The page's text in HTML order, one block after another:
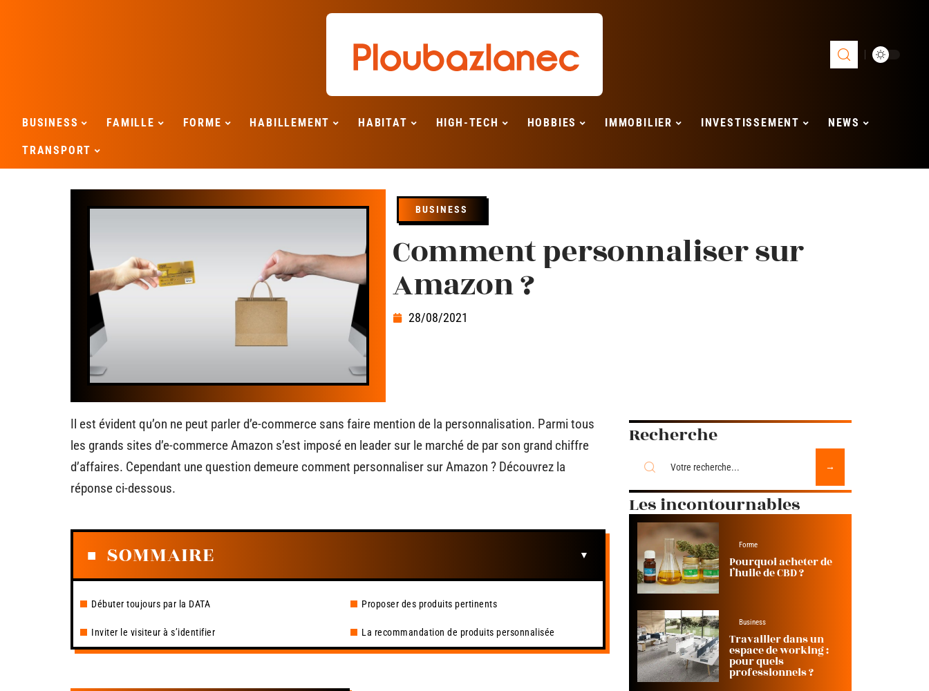
BUSINESS FAMILLE FORME HABILLEMENT HABITAT HIGH-TECH HOBBIES IMMOBILIER INVESTISSEMENT NEWS
TRANSPORT
BUSINESS
Comment personnaliser sur
Amazon ?
28/08/2021
Il est évident qu’on ne peut parler d’e-commerce sans faire mention de la personnalisation. Parmi tous
les grands sites d’e-commerce Amazon s’est imposé en leader sur le marché de par son grand chiffre
d’affaires. Cependant une question demeure comment personnaliser sur Amazon ? Découvrez la
réponse ci-dessous.
SOMMAIRE
Débuter toujours par la DATA
Inviter le visiteur à s’identifier
Proposer des produits pertinents
La recommandation de produits personnalisée
Recherche
Les incontournables
Forme
Pourquoi acheter de
l’huile de CBD ?
Business
Travailler dans un
espace de working :
pour quels
professionnels ?